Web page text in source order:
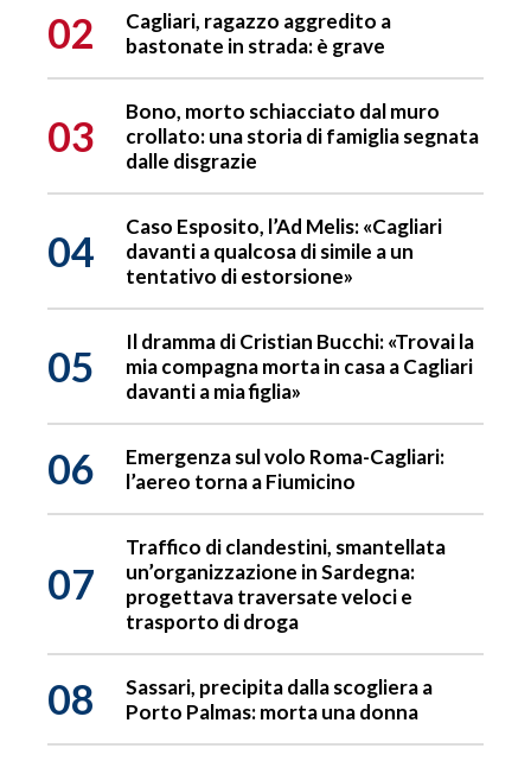
02
Cagliari, ragazzo aggredito a
bastonate in strada: è grave
03
Bono, morto schiacciato dal muro
crollato: una storia di famiglia segnata
dalle disgrazie
04
Caso Esposito, l’Ad Melis: «Cagliari
davanti a qualcosa di simile a un
tentativo di estorsione»
05
Il dramma di Cristian Bucchi: «Trovai la
mia compagna morta in casa a Cagliari
davanti a mia figlia»
06
Emergenza sul volo Roma-Cagliari:
l’aereo torna a Fiumicino
07
Traffico di clandestini, smantellata
un’organizzazione in Sardegna:
progettava traversate veloci e
trasporto di droga
08
Sassari, precipita dalla scogliera a
Porto Palmas: morta una donna